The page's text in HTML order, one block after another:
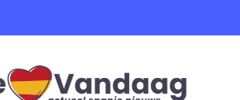
digitale